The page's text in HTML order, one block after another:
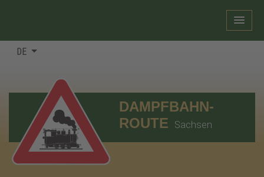
DE
DAMPFBAHN-
ROUTE Sachsen